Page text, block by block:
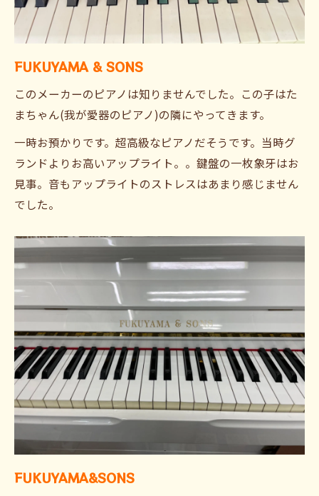
FUKUYAMA & SONS
このメーカーのピアノは知りませんでした。この子はた
まちゃん(我が愛器のピアノ)の隣にやってきます。
一時お預かりです。超高級なピアノだそうです。当時グ
ランドよりお高いアップライト。。鍵盤の一枚象牙はお
見事。音もアップライトのストレスはあまり感じません
でした。
FUKUYAMA&SONS